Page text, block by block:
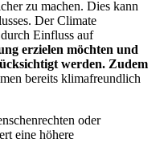
zu machen. Dies kann
Der Climate
Einfluss auf
erzielen möchten und
werden. Zudem
bereits klimafreundlich
oder
eine höhere